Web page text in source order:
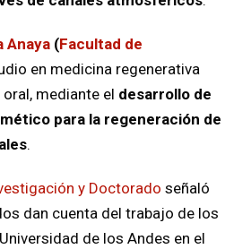
Anaya (Facultad de
en medicina regenerativa
mediante el desarrollo de
para la regeneración de
.
y Doctorado señaló
dan cuenta del trabajo de los
de los Andes en el